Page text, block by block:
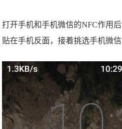
打开手机和手机微信的NFC作用
贴在手机反面，接着挑选手机微信